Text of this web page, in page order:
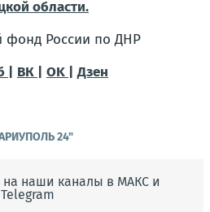
области.
фонд России по ДНР
ВК | OK |
Дзен
24"
на наши каналы в МАКС и
Telegram